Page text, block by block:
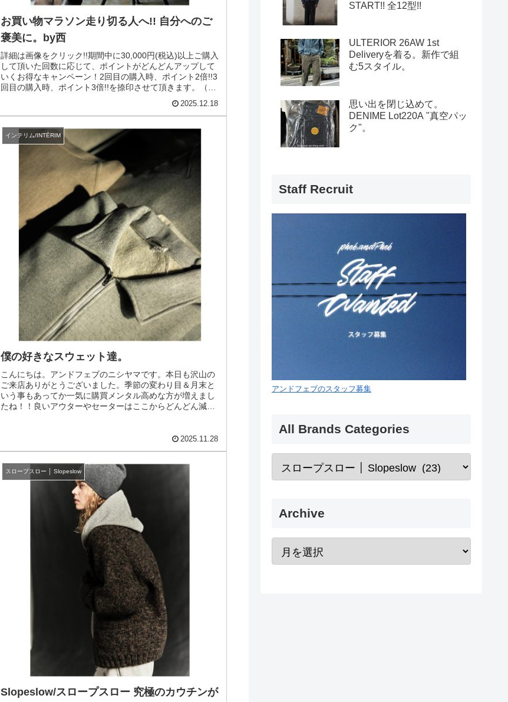
お買い物マラソン走り切る人へ!! 自分へのご
褒美に。by西
詳細は画像をクリック!!期間中に30,000円(税込)以上ご購入
して頂いた回数に応じて、ポイントがどんどんアップして
いくお得なキャンペーン！2回目の購入時、ポイント2倍!!3
回目の購入時、ポイント3倍!!を捺印させて頂きます。（一
2025.12.18
インテリム/INTĒRIM
僕の好きなスウェット達。
こんにちは。アンドフェブのニシヤマです。本日も沢山の
ご来店ありがとうございました。季節の変わり目＆月末と
いう事もあってか一気に購買メンタル高めな方が増えまし
たね！！良いアウターやセーターはここからどんどん減っ
2025.11.28
スロープスロー │ Slopeslow
Slopeslow/スロープスロー 究極のカウチンが
START!! 全12型!!
ULTERIOR 26AW 1st
Deliveryを着る。新作で組
む5スタイル。
思い出を閉じ込めて。
DENIME Lot220A "真空パッ
ク"。
Staff Recruit
アンドフェブのスタッフ募集
All Brands Categories
Archive